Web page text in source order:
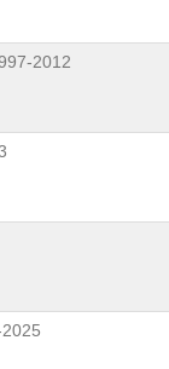
2012